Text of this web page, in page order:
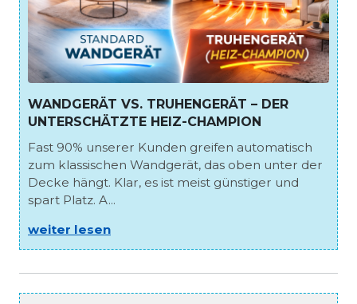
WANDGERÄT VS. TRUHENGERÄT – DER
UNTERSCHÄTZTE HEIZ-CHAMPION
Fast 90% unserer Kunden greifen automatisch
zum klassischen Wandgerät, das oben unter der
Decke hängt. Klar, es ist meist günstiger und
spart Platz. A...
weiter lesen